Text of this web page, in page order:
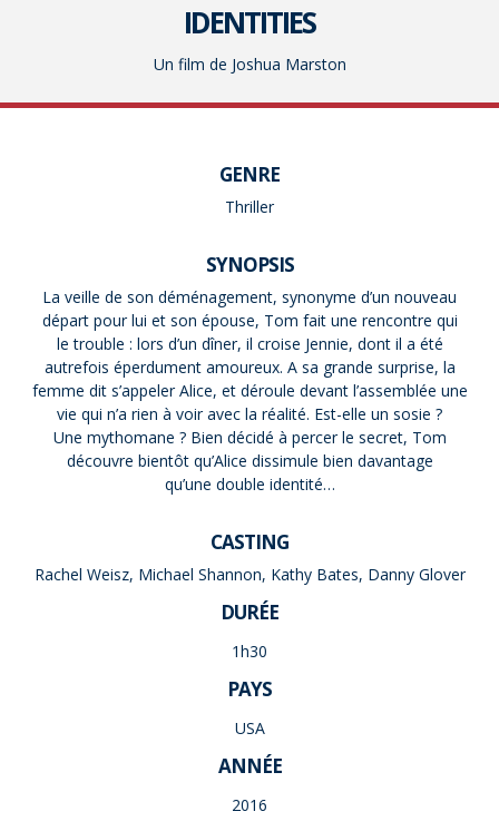
IDENTITIES
Un film de Joshua Marston
GENRE
Thriller
SYNOPSIS
La veille de son déménagement, synonyme d’un nouveau
départ pour lui et son épouse, Tom fait une rencontre qui
le trouble : lors d’un dîner, il croise Jennie, dont il a été
autrefois éperdument amoureux. A sa grande surprise, la
femme dit s’appeler Alice, et déroule devant l’assemblée une
vie qui n’a rien à voir avec la réalité. Est-elle un sosie ?
Une mythomane ? Bien décidé à percer le secret, Tom
découvre bientôt qu’Alice dissimule bien davantage
qu’une double identité…
CASTING
Rachel Weisz, Michael Shannon, Kathy Bates, Danny Glover
DURÉE
1h30
PAYS
USA
ANNÉE
2016